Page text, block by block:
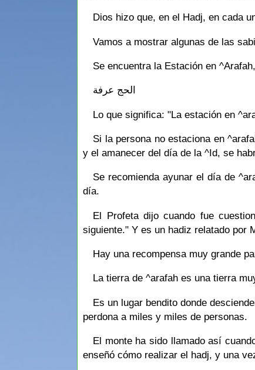
Dios hizo que, en el Hadj, en cada
Vamos a mostrar algunas de las
Se encuentra la Estación en
الحج عرفة
Lo que significa: "La estación en
Si la persona no estaciona en
y el amanecer del día de la ^Id, se
Se recomienda ayunar el día de
día.
El Profeta dijo cuando fue
siguiente." Y es un hadiz relatado por
Hay una recompensa muy grande
La tierra de ^arafah es una tierra
Es un lugar bendito donde
perdona a miles y miles de personas.
El monte ha sido llamado así
enseñó cómo realizar el hadj, y una